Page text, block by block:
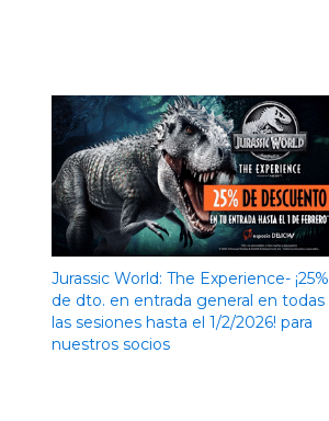
Jurassic World: The Experience- ¡25%
de dto. en entrada general en todas
las sesiones hasta el 1/2/2026! para
nuestros socios